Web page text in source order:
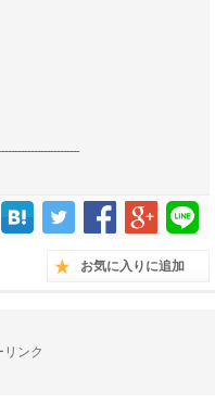
お気に入りに追加
ンク